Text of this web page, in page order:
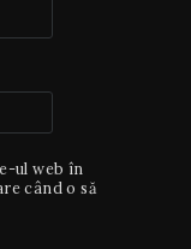
ul web în
când o să